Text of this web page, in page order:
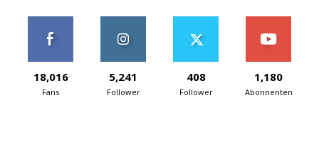
18,016
Fans
5,241
Follower
408
Follower
1,180
Abonnenten